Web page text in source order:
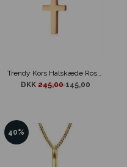
Trendy Kors Halskæde Rose Gold
DKK245,00145,00
40%